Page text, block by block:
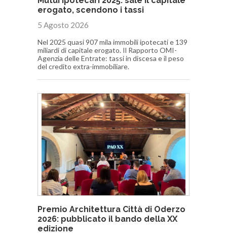
erogato, scendono i tassi
5 Agosto 2026
Nel 2025 quasi 907 mila immobili ipotecati e 139
miliardi di capitale erogato. Il Rapporto OMI-
Agenzia delle Entrate: tassi in discesa e il peso
del credito extra-immobiliare.
Premio Architettura Città di Oderzo
2026: pubblicato il bando della XX
edizione